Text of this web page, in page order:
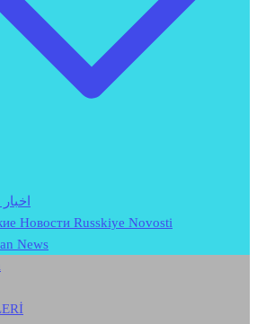
Новости Russkiye Novosti
News